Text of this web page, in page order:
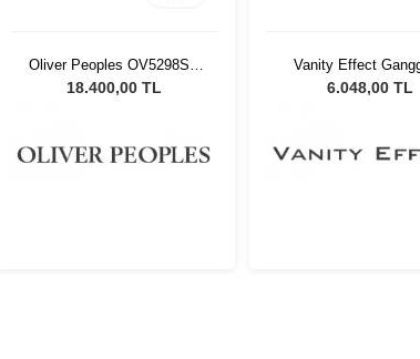
Oliver Peoples OV5298SU
1578W5 53 Unisex Güneş
18.400,00 TL
Vanity Effect
FLSH Kadın Güneş
6.048,00 TL